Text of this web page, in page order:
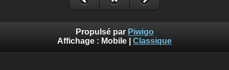
Propulsé par Piwigo
Affichage : Mobile Classique